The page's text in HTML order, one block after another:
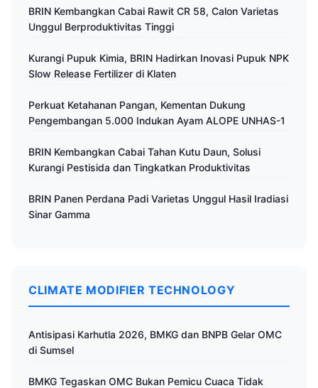
BRIN Kembangkan Cabai Rawit CR 58, Calon Varietas
Unggul Berproduktivitas Tinggi
Kurangi Pupuk Kimia, BRIN Hadirkan Inovasi Pupuk NPK
Slow Release Fertilizer di Klaten
Perkuat Ketahanan Pangan, Kementan Dukung
Pengembangan 5.000 Indukan Ayam ALOPE UNHAS-1
BRIN Kembangkan Cabai Tahan Kutu Daun, Solusi
Kurangi Pestisida dan Tingkatkan Produktivitas
BRIN Panen Perdana Padi Varietas Unggul Hasil Iradiasi
Sinar Gamma
CLIMATE MODIFIER TECHNOLOGY
Antisipasi Karhutla 2026, BMKG dan BNPB Gelar OMC
di Sumsel
BMKG Tegaskan OMC Bukan Pemicu Cuaca Tidak